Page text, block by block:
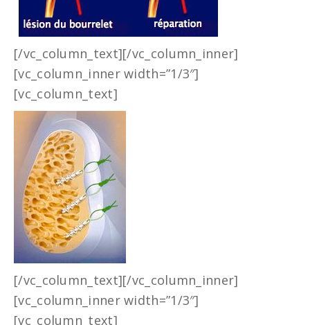
[/vc_column_text][/vc_column_inner]
[vc_column_inner width=”1/3″]
[vc_column_text]
[/vc_column_text][/vc_column_inner]
[vc_column_inner width=”1/3″]
[vc_column_text]